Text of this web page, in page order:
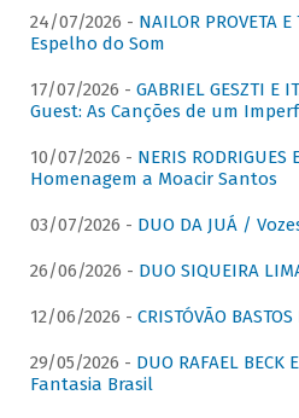
24/07/2026 - NAILOR PROVETA
Espelho do Som
17/07/2026 - GABRIEL GESZTI E
Guest: As Canções de um
10/07/2026 - NERIS RODRIGUES
Homenagem a Moacir Santos
03/07/2026 - DUO DA JUÁ /
26/06/2026 - DUO SIQUEIRA
12/06/2026 - CRISTÓVÃO
29/05/2026 - DUO RAFAEL BECK
Fantasia Brasil